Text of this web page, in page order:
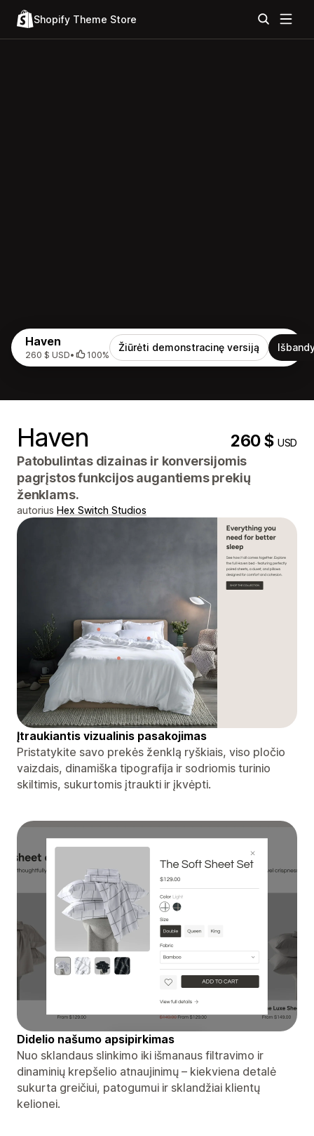
Shopify Theme Store
Haven
260 $ USD• 100%
Žiūrėti demonstracinę versiją
Haven 260 $USD
Patobulintas dizainas ir konversijomis
pagrįstos funkcijos augantiems prekių
ženklams.
autorius Hex Switch Studios
Įtraukiantis vizualinis pasakojimas
Pristatykite savo prekės ženklą ryškiais, viso pločio
vaizdais, dinamiška tipografija ir sodriomis turinio
skiltimis, sukurtomis įtraukti ir įkvėpti.
Didelio našumo apsipirkimas
Nuo sklandaus slinkimo iki išmanaus filtravimo ir
dinaminių krepšelio atnaujinimų – kiekviena detalė
sukurta greičiui, patogumui ir sklandžiai klientų
kelionei.